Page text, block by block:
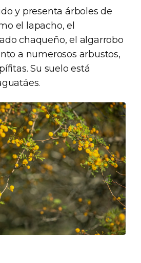
y presenta árboles de
el lapacho, el
chaqueño, el algarrobo
a numerosos arbustos,
Su suelo está